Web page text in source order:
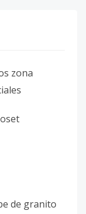
zona
de granito